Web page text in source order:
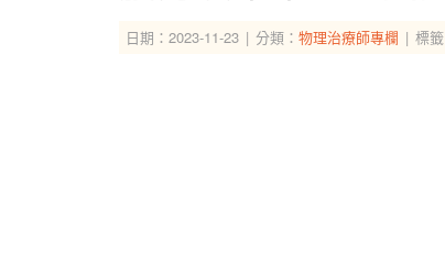
日期：2023-11-23 分類： 物理治療師專欄 標籤